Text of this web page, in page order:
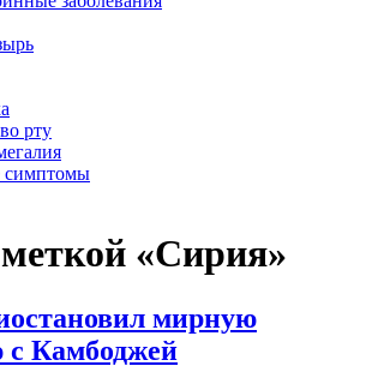
рту
симптомы
«Сирия»
мирную
с Камбоджей